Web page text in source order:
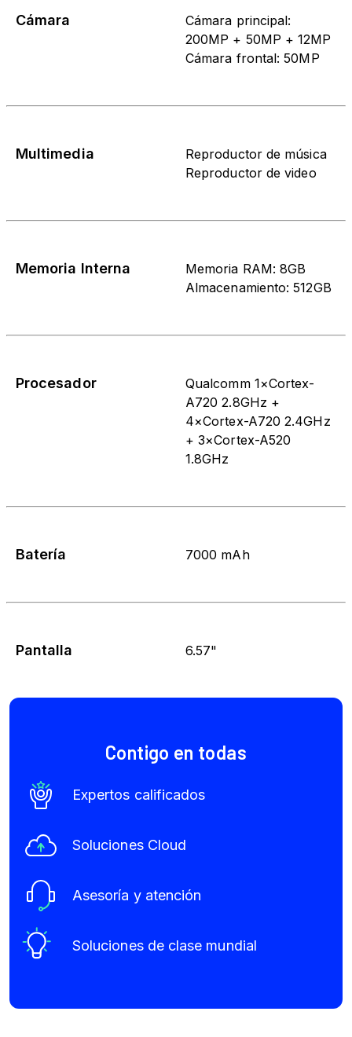
Cámara
Cámara principal:
200MP + 50MP + 12MP
Cámara frontal: 50MP
Multimedia
Reproductor de música
Reproductor de video
Memoria Interna
Memoria RAM: 8GB
Almacenamiento: 512GB
Procesador
Qualcomm 1×Cortex-
A720 2.8GHz +
4×Cortex-A720 2.4GHz
+ 3×Cortex-A520
1.8GHz
Batería 7000 mAh
Pantalla 6.57"
Contigo en todas
Expertos calificados
Soluciones Cloud
Asesoría y atención
Soluciones de clase mundial